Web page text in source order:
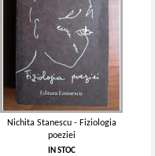
Nichita Stanescu - Fiziologia
poeziei
IN STOC